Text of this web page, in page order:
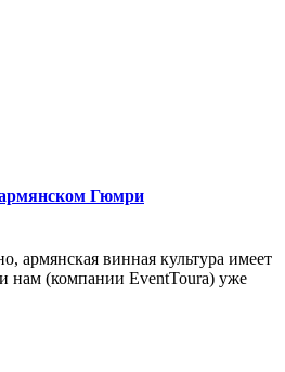
Гюмри
армянская винная культура имеет
нам (компании EventToura) уже